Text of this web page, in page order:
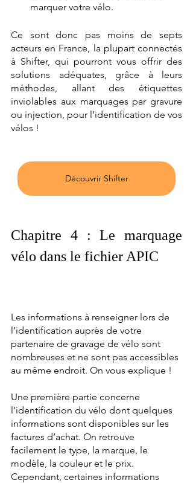
marquer votre vélo.
Ce sont donc pas moins de septs
acteurs en France, la plupart connectés
à Shifter, qui pourront vous offrir des
solutions adéquates, grâce à leurs
méthodes, allant des étiquettes
inviolables aux marquages par gravure
ou injection, pour l’identification de vos
vélos !
Découvrir Shifter
Chapitre 4 : Le marquage
vélo dans le fichier APIC
Les informations à renseigner lors de
l’identification auprès de votre
partenaire de gravage de vélo sont
nombreuses et ne sont pas accessibles
au même endroit. On vous explique !
Une première partie concerne
l’identification du vélo dont quelques
informations sont disponibles sur les
factures d’achat. On retrouve
facilement le type, la marque, le
modèle, la couleur et le prix.
Cependant, certaines informations